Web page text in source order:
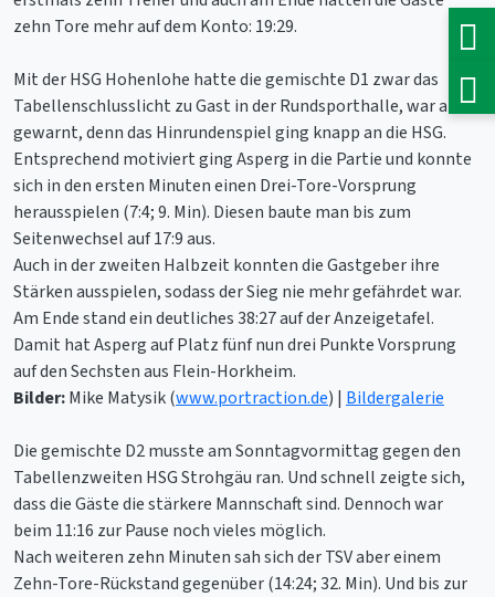
zehn Tore mehr auf dem Konto: 19:29.
Mit der HSG Hohenlohe hatte die gemischte D1 zwar das
Tabellenschlusslicht zu Gast in der Rundsporthalle, war aber
gewarnt, denn das Hinrundenspiel ging knapp an die HSG.
Entsprechend motiviert ging Asperg in die Partie und konnte
sich in den ersten Minuten einen Drei-Tore-Vorsprung
herausspielen (7:4; 9. Min). Diesen baute man bis zum
Seitenwechsel auf 17:9 aus.
Auch in der zweiten Halbzeit konnten die Gastgeber ihre
Stärken ausspielen, sodass der Sieg nie mehr gefährdet war.
Am Ende stand ein deutliches 38:27 auf der Anzeigetafel.
Damit hat Asperg auf Platz fünf nun drei Punkte Vorsprung
auf den Sechsten aus Flein-Horkheim.
Bilder:Mike Matysik (www.portraction.de) | Bildergalerie
Die gemischte D2 musste am Sonntagvormittag gegen den
Tabellenzweiten HSG Strohgäu ran. Und schnell zeigte sich,
dass die Gäste die stärkere Mannschaft sind. Dennoch war
beim 11:16 zur Pause noch vieles möglich.
Nach weiteren zehn Minuten sah sich der TSV aber einem
Zehn-Tore-Rückstand gegenüber (14:24; 32. Min). Und bis zur